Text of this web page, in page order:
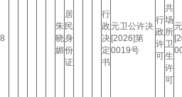
朱
晓
媚
居
民
身
份
证
行
政
决
定
书
元卫公许决
[2026]第
0019号
行
政
许
可
共
场
所
卫
生
许
可